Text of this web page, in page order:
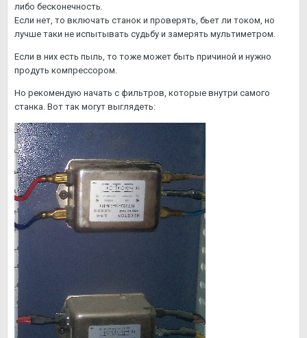
либо бесконечность
Если нет, то включать станок и проверять, бьет ли током, но
лучше таки не испытывать судьбу и замерять мультиметром.
Если в них есть пыль, то тоже может быть причиной и нужно
продуть компрессором.
Но рекомендую начать с фильтров, которые внутри самого
станка. Вот так могут выглядеть: